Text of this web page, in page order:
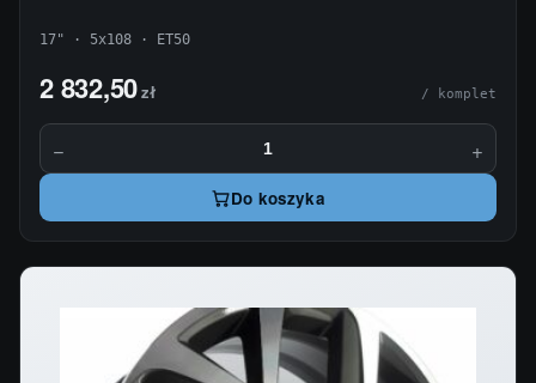
17" · 5x108 · ET50
2 832,50zł / komplet
− +
Do koszyka